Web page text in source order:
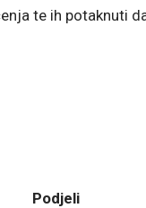
te ih potaknuti
Podjeli